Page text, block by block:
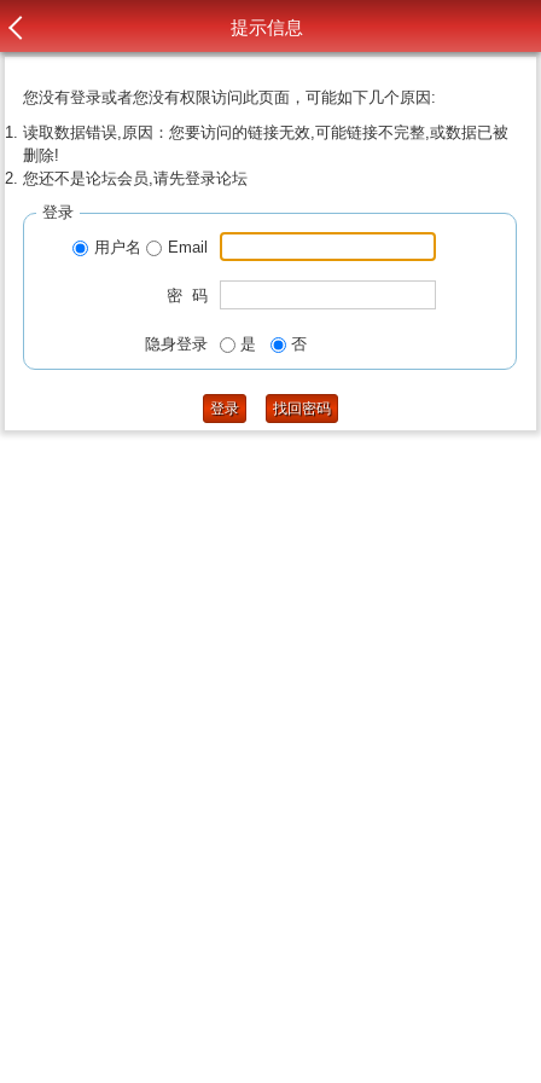
提示信息
您没有登录或者您没有权限访问此页面，可能如下几个原因:
读取数据错误,原因：您要访问的链接无效,可能链接不完整,或数据已被
删除!
您还不是论坛会员,请先登录论坛
登录
用户名
Email
密 码
隐身登录 是 否